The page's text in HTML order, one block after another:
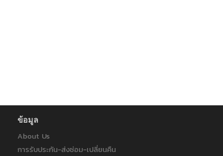
ข้อมูล
About Us
การรับประกัน-ส่งซ่อม-เปลี่ยนคืน